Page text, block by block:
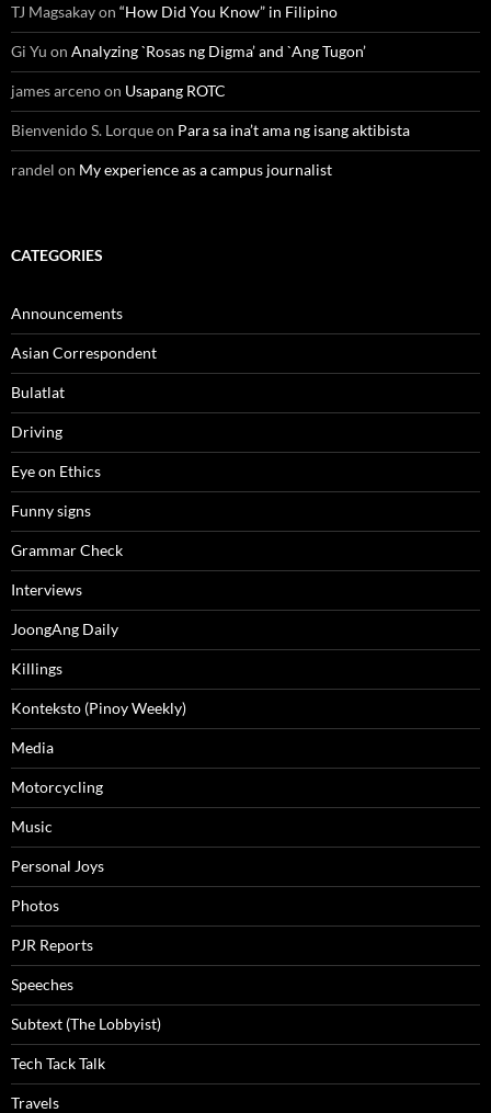
TJ Magsakayon “How Did You Know” in Filipino
Gi Yu on Analyzing `Rosas ng Digma’ and `Ang Tugon’
james arcenoon Usapang ROTC
Bienvenido S. Lorqueon Para sa ina’t ama ng isang aktibista
randel on My experience as a campus journalist
CATEGORIES
Announcements
Asian Correspondent
Bulatlat
Driving
Eye on Ethics
Funny signs
Grammar Check
Interviews
JoongAng Daily
Killings
Konteksto (Pinoy Weekly)
Media
Motorcycling
Music
Personal Joys
Photos
PJR Reports
Speeches
Subtext (The Lobbyist)
Tech Tack Talk
Travels